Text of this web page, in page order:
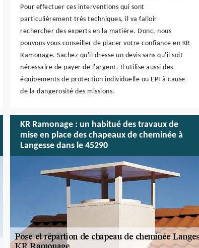
Pour effectuer ces interventions qui sont
particulièrement très techniques, il va falloir
rechercher des experts en la matière. Donc, nous
pouvons vous conseiller de placer votre confiance en KR
Ramonage. Sachez qu'il dresse un devis sans qu'il soit
nécessaire de payer de l'argent. Il utilise aussi des
équipements de protection individuelle ou EPI à cause
de la dangerosité des missions.
KR Ramonage : un habitué des travaux de
mise en place des chapeaux de cheminée à
Langesse dans le 45290